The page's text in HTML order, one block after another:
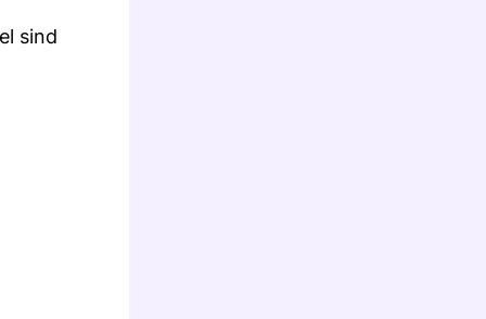
sind